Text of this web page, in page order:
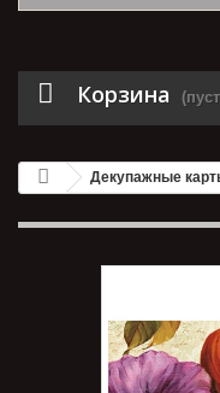
Корзина
Декупажные